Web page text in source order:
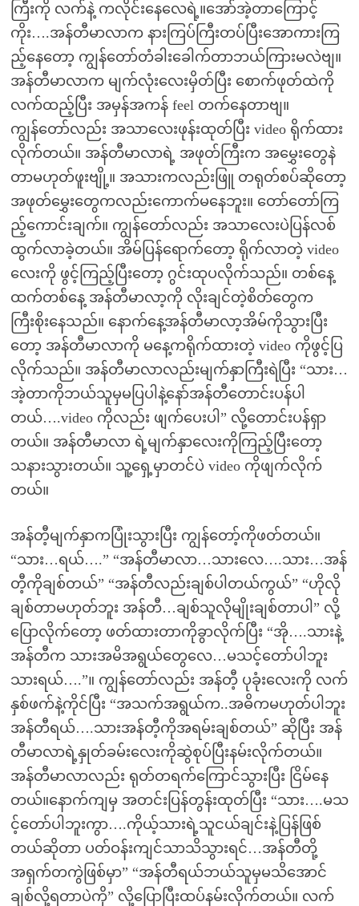
ကြီးကို လက်နဲ့ ကလိုင်းနေလေရဲ့။အော်အဲ့တာကြောင့်
ကိုး….အန်တီမာလာက နားကြပ်ကြီးတပ်ပြီးအောကားကြ
ည့်နေတော့ ကျွန်တော်တံခါးခေါက်တာဘယ်ကြားမလဲဗျ။
အန်တီမာလာက မျက်လုံးလေးမှိတ်ပြီး စောက်ဖုတ်ထဲကို
လက်ထည့်ပြီး အမှန်အကန် feel တက်နေတာဗျ။
ကျွန်တော်လည်း အသာလေးဖုန်းထုတ်ပြီး video ရိုက်ထား
လိုက်တယ်။ အန်တီမာလာရဲ့ အဖုတ်ကြီးက အမွှေးတွေနဲ
တာမဟုတ်ဖူးဗျို့။ အသားကလည်းဖြူ တရုတ်စပ်ဆိုတော့
အဖုတ်မွှေးတွေကလည်းကောက်မနေဘူး။ တော်တော်ကြ
ည့်ကောင်းချက်။ ကျွန်တော်လည်း အသာလေးပဲပြန်လစ်
ထွက်လာခဲ့တယ်။ အိမ်ပြန်ရောက်တော့ ရိုက်လာတဲ့ video
လေးကို ဖွင့်ကြည့်ပြီးတော့ ဂွင်းထုပလိုက်သည်။ တစ်နေ့
ထက်တစ်နေ့ အန်တီမာလာ့ကို လိုးချင်တဲ့စိတ်တွေက
ကြီးစိုးနေသည်။ နောက်နေ့အန်တီမာလာ့အိမ်ကိုသွားပြီး
တော့ အန်တီမာလာကို မနေ့ကရိုက်ထားတဲ့ video ကိုဖွင့်ပြ
လိုက်သည်။ အန်တီမာလာလည်းမျက်နှာကြီးရဲပြီး “သား…
အဲ့တာကိုဘယ်သူမှမပြပါနဲ့နော်အန်တီတောင်းပန်ပါ
တယ်….video ကိုလည်း ဖျက်ပေးပါ” လို့တောင်းပန်ရှာ
တယ်။ အန်တီမာလာ ရဲ့မျက်နှာလေးကိုကြည့်ပြီးတော့
သနားသွားတယ်။ သူ့ရှေ့မှာတင်ပဲ video ကိုဖျက်လိုက်
တယ်။
အန်တီ့မျက်နှာကပြုံးသွားပြီး ကျွန်တော့်ကိုဖတ်တယ်။
“သား…ရယ်….” “အန်တီမာလာ…သားလေ….သား…အန်
တီ့ကိုချစ်တယ်” “အန်တီလည်းချစ်ပါတယ်ကွယ်” “ဟိုလို
ချစ်တာမဟုတ်ဘူး အန်တီ…ချစ်သူလိုမျိုးချစ်တာပါ” လို့
ပြောလိုက်တော့ ဖတ်ထားတာကိုခွာလိုက်ပြီး “အို….သားနဲ့
အန်တီက သားအမိအရွယ်တွေလေ…မသင့်တော်ပါဘူး
သားရယ်….”။ ကျွန်တော်လည်း အန်တီ့ ပုခုံးလေးကို လက်
နှစ်ဖက်နဲ့ကိုင်ပြီး “အသက်အရွယ်က..အဓိကမဟုတ်ပါဘူး
အန်တီရယ်….သားအန်တီ့ကိုအရမ်းချစ်တယ်” ဆိုပြီး အန်
တီမာလာရဲ့နှုတ်ခမ်းလေးကိုဆွဲစုပ်ပြီးနမ်းလိုက်တယ်။
အန်တီမာလာလည်း ရုတ်တရက်ကြောင်သွားပြီး ငြိမ်နေ
တယ်။နောက်ကျမှ အတင်းပြန်တွန်းထုတ်ပြီး “သား….မသ
င့်တော်ပါဘူးကွာ….ကိုယ့်သားရဲ့သူငယ်ချင်းနဲ့ပြန်ဖြစ်
တယ်ဆိုတာ ပတ်ဝန်းကျင်သာသိသွားရင်…အန်တီတို့
အရှက်တကွဲဖြစ်မှာ” “အန်တီရယ်ဘယ်သူမှမသိအောင်
ချစ်လို့ရတာပဲကို” လို့ပြောပြီးထပ်နမ်းလိုက်တယ်။ လက်